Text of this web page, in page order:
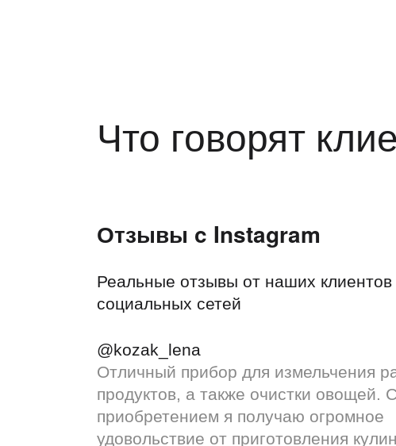
Что говорят
Отзывы c Instagram
Реальные отзывы от наших клиентов
социальных сетей
@kozak_lena
Отличный прибор для измельчения
продуктов, а также очистки овощей.
приобретением я получаю огромное
удовольствие от приготовления